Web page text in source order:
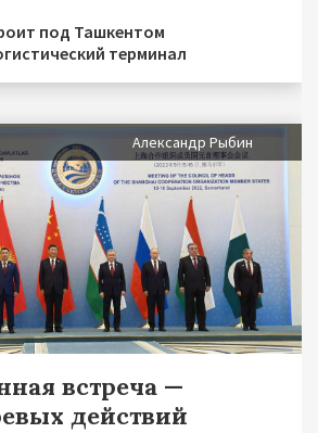
под Ташкентом
терминал
Александр Рыбин
встреча —
действий